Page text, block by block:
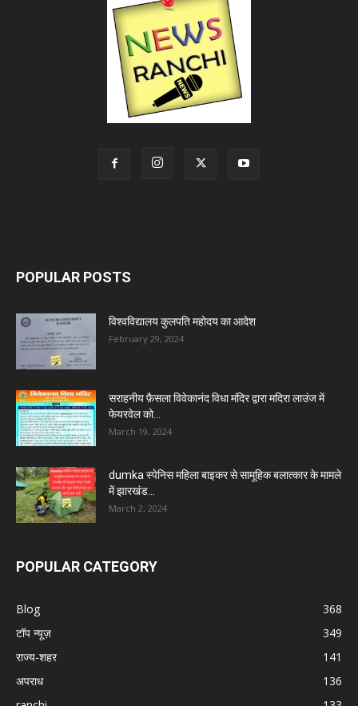
POPULAR POSTS
विश्वविद्यालय कुलपति महोदय का आदेश
February 29, 2024
सराहनीय फ़ैसला विवेकानंद विधा मंदिर द्वारा मदिरा लाउंज में
फेयरवेल को...
March 19, 2024
dumka स्पेनिस महिला बाइकर से सामूहिक बलात्कार के मामले
में झारखंड...
March 2, 2024
POPULAR CATEGORY
Blog
368
टॉप न्यूज़
349
राज्य-शहर
141
अपराध
136